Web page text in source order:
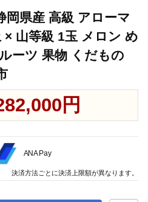
岡県産 高級 アローマ
山等級 1玉 メロン め
ーツ 果物 くだもの
円
ANA Pay
決済方法ごとに決済上限額が異なります。